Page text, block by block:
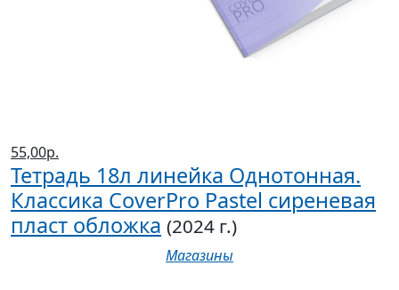
55,00р.
Тетрадь 18л линейка Однотонная.
Классика CoverPrо Pastel сиреневая
пласт обложка (2024 г.)
Магазины